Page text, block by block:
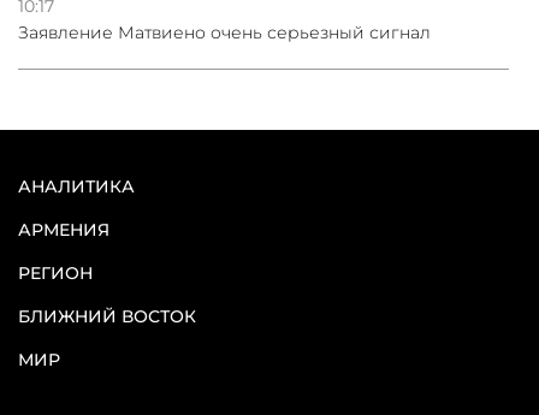
10:17
Заявление Матвиено очень серьезный сигнал
АНАЛИТИКА
АРМЕНИЯ
РЕГИОН
БЛИЖНИЙ ВОСТОК
МИР